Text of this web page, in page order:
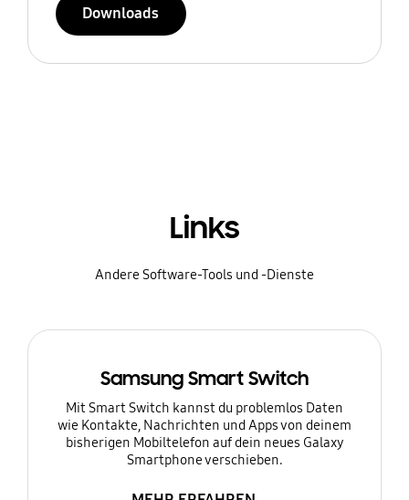
Downloads
Links
Andere Software-Tools und -Dienste
Samsung Smart Switch
Mit Smart Switch kannst du problemlos Daten
wie Kontakte, Nachrichten und Apps von deinem
bisherigen Mobiltelefon auf dein neues Galaxy
Smartphone verschieben.